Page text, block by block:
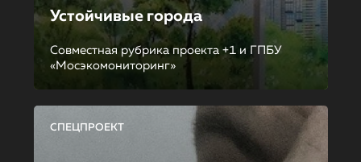
Устойчивые города
Совместная рубрика проекта +1 и ГПБУ
«Мосэкомониторинг»
СПЕЦПРОЕКТ